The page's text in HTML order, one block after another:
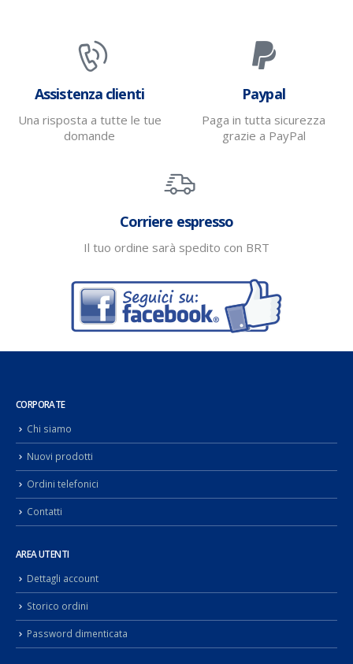
Assistenza clienti
Una risposta a tutte le tue
domande
Paypal
Paga in tutta sicurezza
grazie a PayPal
Corriere espresso
Il tuo ordine sarà spedito con BRT
CORPORATE
Chi siamo
Nuovi prodotti
Ordini telefonici
Contatti
AREA UTENTI
Dettagli account
Storico ordini
Password dimenticata